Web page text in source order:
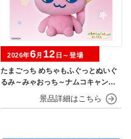
たまごっち めちゃもふぐっとぬいぐ
るみ～みゃおっち～ナムコキャンペ
2026年6月 12 日～登場